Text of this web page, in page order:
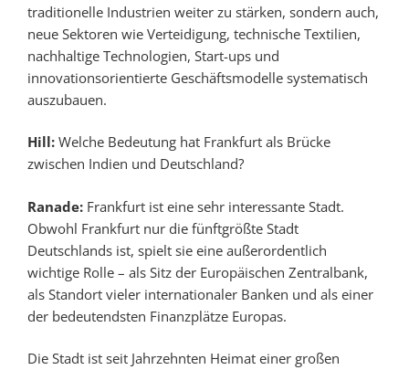
traditionelle Industrien weiter zu stärken, sondern auch,
neue Sektoren wie Verteidigung, technische Textilien,
nachhaltige Technologien, Start-ups und
innovationsorientierte Geschäftsmodelle systematisch
auszubauen.
Hill: Welche Bedeutung hat Frankfurt als Brücke
zwischen Indien und Deutschland?
Ranade: Frankfurt ist eine sehr interessante Stadt.
Obwohl Frankfurt nur die fünftgrößte Stadt
Deutschlands ist, spielt sie eine außerordentlich
wichtige Rolle – als Sitz der Europäischen Zentralbank,
als Standort vieler internationaler Banken und als einer
der bedeutendsten Finanzplätze Europas.
Die Stadt ist seit Jahrzehnten Heimat einer großen